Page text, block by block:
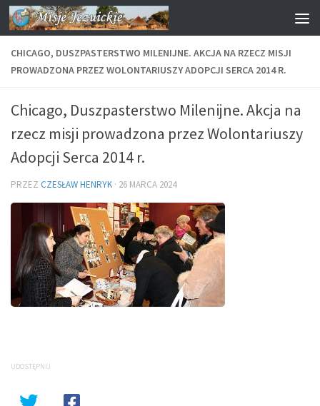
Przejdź do treści
CHICAGO, DUSZPASTERSTWO MILENIJNE. AKCJA NA RZECZ MISJI
PROWADZONA PRZEZ WOLONTARIUSZY ADOPCJI SERCA 2014 R.
Chicago, Duszpasterstwo Milenijne. Akcja na
rzecz misji prowadzona przez Wolontariuszy
Adopcji Serca 2014 r.
PRZEZ CZESŁAW HENRYK · 26 MARCA 2024
UDOSTĘPNIJ